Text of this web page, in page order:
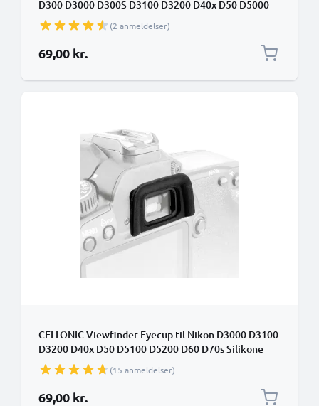
D300 D3000 D300S D3100 D3200 D40x D50 D5000
D5100 D5200 D5300 D60 D600 D610 D70 D7000
D70s D7100 DK-5 Plast Ekstra Anti-Glare EVF Eye
Piece View Finder Cover Hood Cap
(2 anmeldelser)
69,00 kr.
CELLONIC Viewfinder Eyecup til Nikon D3000 D3100
D3200 D40x D50 D5100 D5200 D60 D70s Silikone
Ekstra Anti-Glare EVF Eye Piece View Finder Cover
Hood Cap
(15 anmeldelser)
69,00 kr.